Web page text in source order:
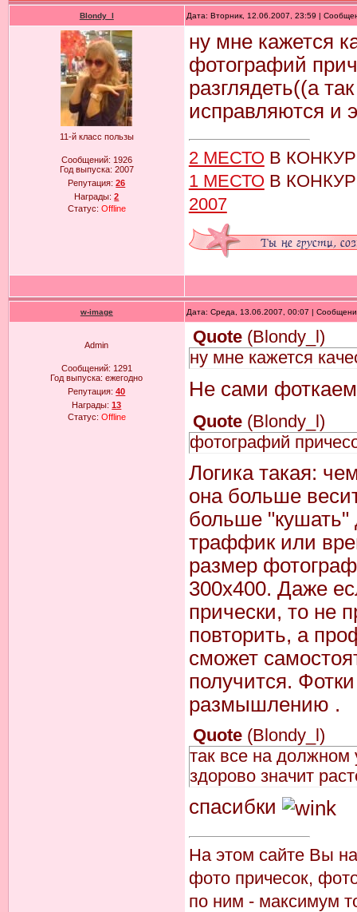
Blondy_l Дата: Вторник, 12.06.2007, 23:59 |
11-й класс пользы
Сообщений: 1926
Год выпуска: 2007
Репутация:26
Награды:2
Статус: Offline
ну мне кажется
фотографий
разглядеть((а
исправляются и
2 МЕСТО В
1 МЕСТО В
2007
w-image Дата: Среда, 13.06.2007, 00:07 |
Admin
Сообщений: 1291
Год выпуска:ежегодно
Репутация:40
Награды:13
Статус: Offline
Quote(Blondy_l )
ну мне кажется
Не сами
Quote(Blondy_l)
фотографий
Логика такая:
она больше
больше "кушать"
траффик или
размер
300x400. Даже
прически, то не
повторить, а
сможет
получится.
размышлению .
Quote(Blondy_l)
так все на должном
здорово значит
спасибки
На этом сайте Вы
фото причесок,
по ним - максимум